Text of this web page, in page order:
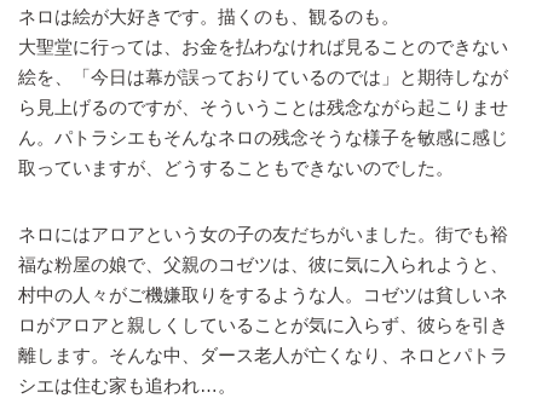
ネロは絵が大好きです。描くのも、観るのも。
大聖堂に行っては、お金を払わなければ見ることのできない
絵を、「今日は幕が誤っておりているのでは」と期待しなが
ら見上げるのですが、そういうことは残念ながら起こりませ
ん。パトラシエもそんなネロの残念そうな様子を敏感に感じ
取っていますが、どうすることもできないのでした。
ネロにはアロアという女の子の友だちがいました。街でも裕
福な粉屋の娘で、父親のコゼツは、彼に気に入られようと、
村中の人々がご機嫌取りをするような人。コゼツは貧しいネ
ロがアロアと親しくしていることが気に入らず、彼らを引き
離します。そんな中、ダース老人が亡くなり、ネロとパトラ
シエは住む家も追われ…。